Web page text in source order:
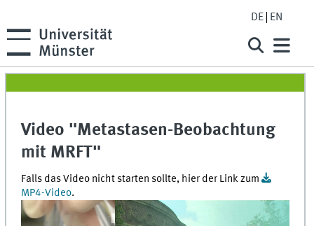
DE EN
Video "Metastasen-Beobachtung
mit MRFT"
Falls das Video nicht starten sollte, hier der Link zum
MP4-Video.